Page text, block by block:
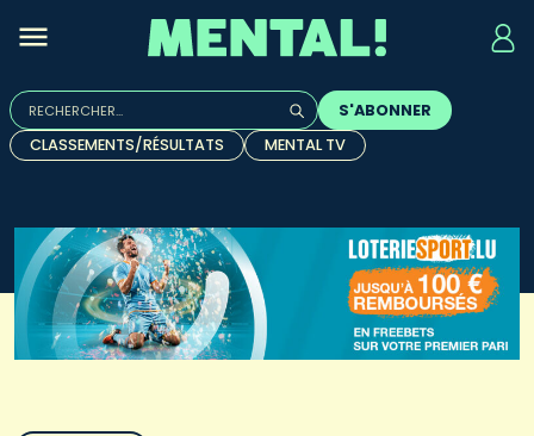
Rechercher :
Quand les résultats de l'auto-complétion sont
S'ABONNER
CLASSEMENTS/RÉSULTATS
MENTAL TV